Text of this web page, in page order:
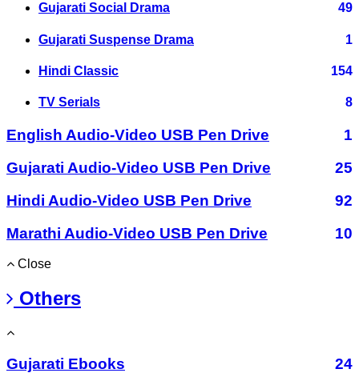
Gujarati Social Drama 49
Gujarati Suspense Drama 1
Hindi Classic 154
TV Serials 8
English Audio-Video USB Pen Drive
1
Gujarati Audio-Video USB Pen Drive
25
Hindi Audio-Video USB Pen Drive
92
Marathi Audio-Video USB Pen Drive
10
Close
Others
Gujarati Ebooks
24